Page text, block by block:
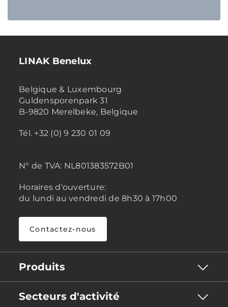
LINAK Benelux
Belgique & Luxembourg
Guldensporenpark 31
B-9820 Merelbeke, Belgique
Tél. +32 (0) 9 230 01 09
N° de TVA: NL801383572B01
Horaires d'ouverture:
du lundi au vendredi de 8h30 à 17h00
Contactez-nous
Produits
Secteurs d'activité